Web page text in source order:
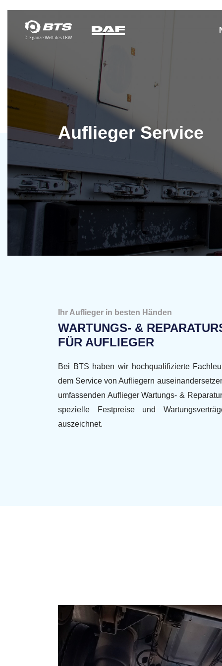
Auflieger Service
Ihr Auflieger in besten Händen
WARTUNGS- &
FÜR AUFLIEGER
Bei BTS haben wir hochqualifizierte
dem Service von Aufliegern
umfassenden Auflieger Wartungs- &
spezielle Festpreise und
auszeichnet.